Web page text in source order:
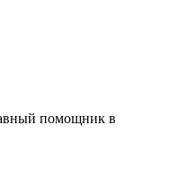
помощник в